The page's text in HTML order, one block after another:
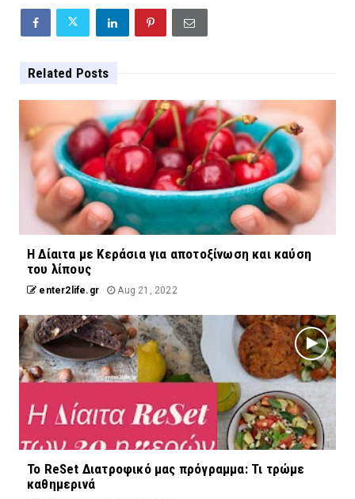
Related Posts
Η Δίαιτα με Κεράσια για αποτοξίνωση και καύση
του λίπους
enter2life.gr Aug 21, 2022
Το ReSet Διατροφικό μας πρόγραμμα: Τι τρώμε
καθημερινά